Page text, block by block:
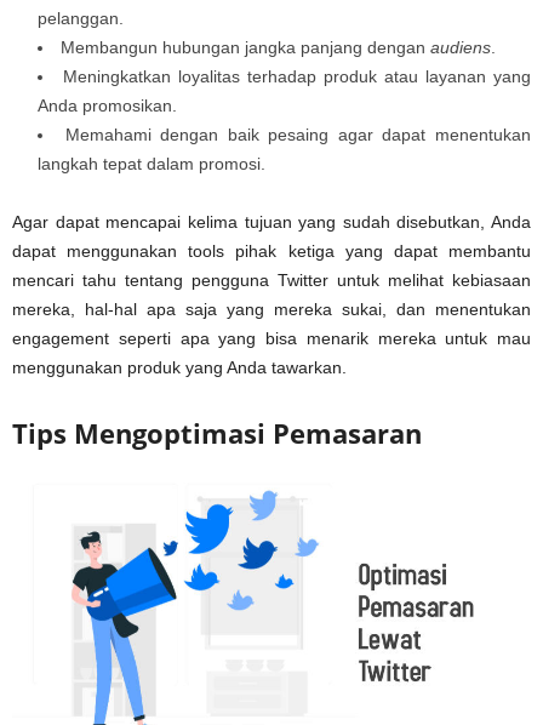
pelanggan.
Membangun hubungan jangka panjang dengan audiens
Meningkatkan loyalitas terhadap produk atau layanan yang
Anda promosikan.
Memahami dengan baik pesaing agar dapat menentukan
langkah tepat dalam promosi.
Agar dapat mencapai kelima tujuan yang sudah disebutkan, Anda
dapat menggunakan tools pihak ketiga yang dapat membantu
mencari tahu tentang pengguna Twitter untuk melihat kebiasaan
mereka, hal-hal apa saja yang mereka sukai, dan menentukan
engagement seperti apa yang bisa menarik mereka untuk mau
menggunakan produk yang Anda tawarkan.
Tips Mengoptimasi Pemasaran